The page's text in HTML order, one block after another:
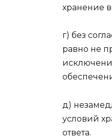
хранение
г) без
равно не
д)
условий
ответа.